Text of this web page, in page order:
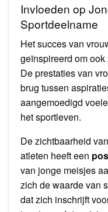
Invloeden op
Sportdeelname
Het succes van
geïnspireerd om
De prestaties van
brug tussen
aangemoedigd
het sportleven.
De zichtbaarheid
atleten heeft een
van jonge meisjes
zich de waarde van
dat zich inschrijft